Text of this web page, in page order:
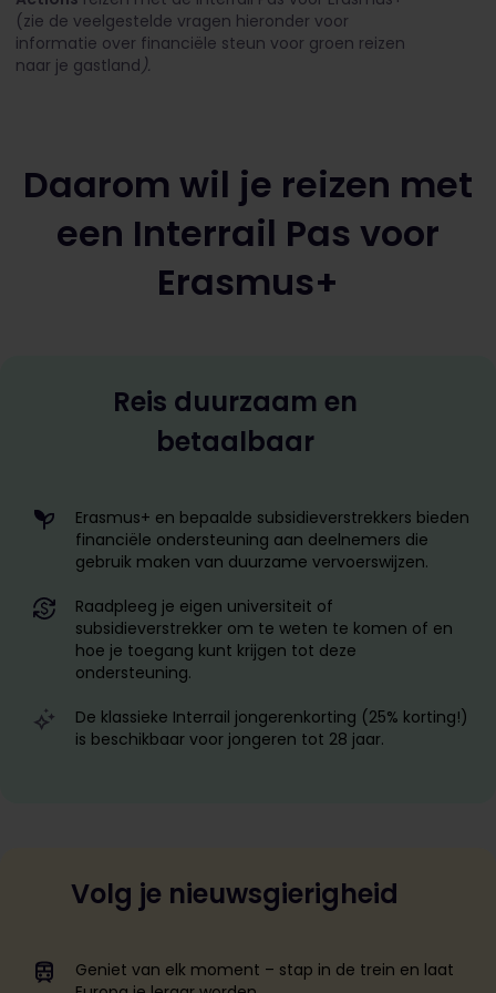
(zie de veelgestelde vragen hieronder voor
informatie over financiële steun voor groen reizen
naar je gastland ).
Daarom wil je reizen met
een Interrail Pas voor
Erasmus+
Reis duurzaam en
betaalbaar
Erasmus+ en bepaalde subsidieverstrekkers bieden
financiële ondersteuning aan deelnemers die
gebruik maken van duurzame vervoerswijzen.
Raadpleeg je eigen universiteit of
subsidieverstrekker om te weten te komen of en
hoe je toegang kunt krijgen tot deze
ondersteuning.
De klassieke Interrail jongerenkorting (25% korting!)
is beschikbaar voor jongeren tot 28 jaar.
Volg je nieuwsgierigheid
Geniet van elk moment – stap in de trein en laat